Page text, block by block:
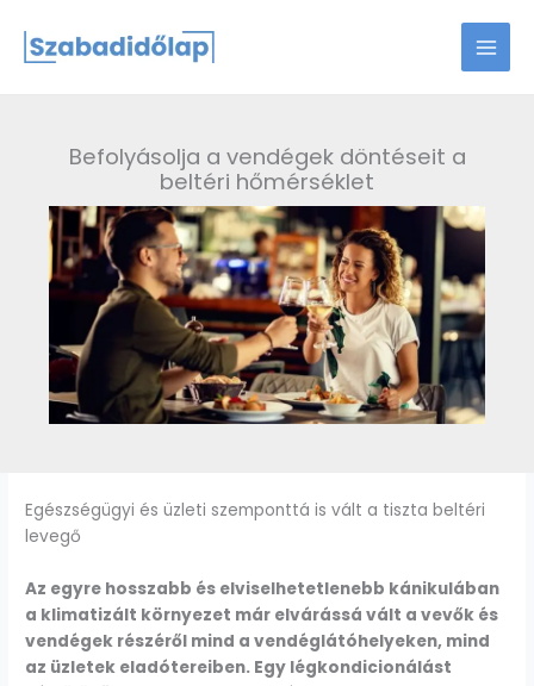
content
Befolyásolja a vendégek döntéseit a
beltéri hőmérséklet
Egészségügyi és üzleti szemponttá is vált a tiszta beltéri
levegő
Az egyre hosszabb és elviselhetetlenebb kánikulában
a klimatizált környezet már elvárássá vált a vevők és
vendégek részéről mind a vendéglátóhelyeken, mind
az üzletek eladótereiben. Egy légkondicionálást